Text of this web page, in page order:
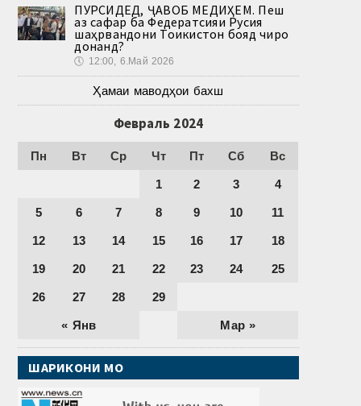
ПУРСИДЕД, ҶАВОБ МЕДИҲЕМ. Пеш
аз сафар ба Федератсияи Русия
шаҳрвандони Тоҷикистон бояд чиро
донанд?
🕔 12:00, 6.Май 2026
Ҳамаи маводҳои бахш
Февраль 2024
Пн Вт Ср Чт Пт Сб Вс
« Янв Мар »
1 2 3 4
5 6 7 8 9 10 11
12 13 14 15 16 17 18
19 20 21 22 23 24 25
26 27 28 29
ШАРИКОНИ МО